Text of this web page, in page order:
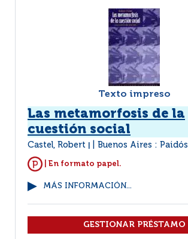
Texto impreso
Las metamorfosis de la
cuestión social
Castel, Robert Buenos Aires : Paidós
| En formato papel.
MÁS INFORMACIÓN...